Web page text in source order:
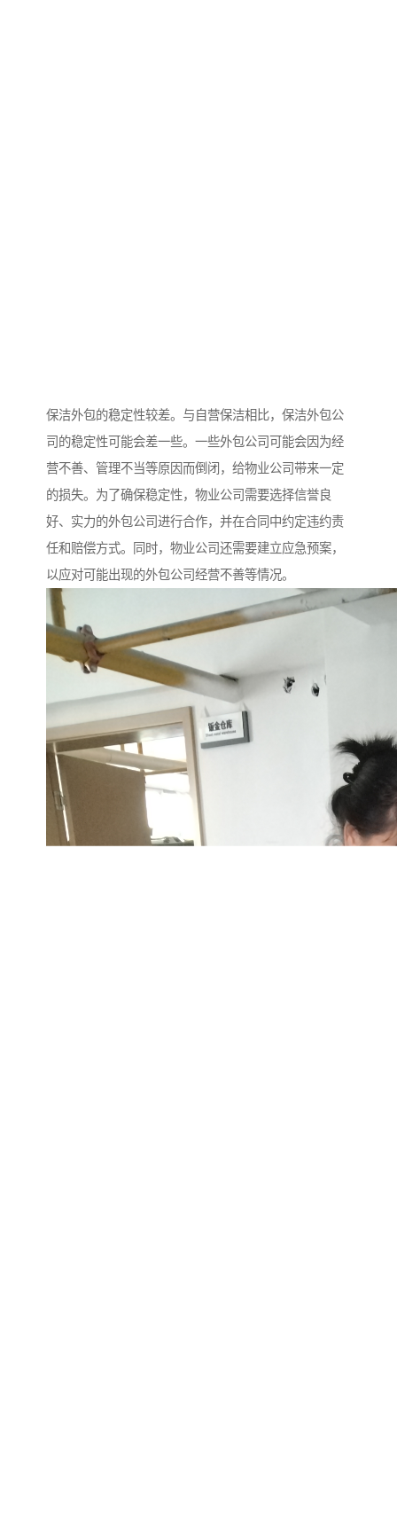
保洁外包的稳定性较差。与自营保洁相比，保洁外包公
司的稳定性可能会差一些。一些外包公司可能会因为经
营不善、管理不当等原因而倒闭，给物业公司带来一定
的损失。为了确保稳定性，物业公司需要选择信誉良
好、实力的外包公司进行合作，并在合同中约定违约责
任和赔偿方式。同时，物业公司还需要建立应急预案，
以应对可能出现的外包公司经营不善等情况。